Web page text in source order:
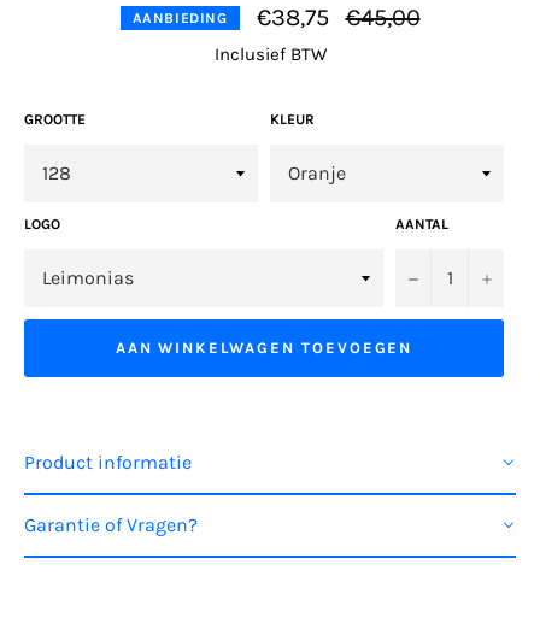
AANBIEDING €38,75
Normale
prijs
€45,00
Inclusief BTW
GROOTTE KLEUR
LOGO AANTAL
− +
AAN WINKELWAGEN TOEVOEGEN
Product informatie
Garantie of Vragen?